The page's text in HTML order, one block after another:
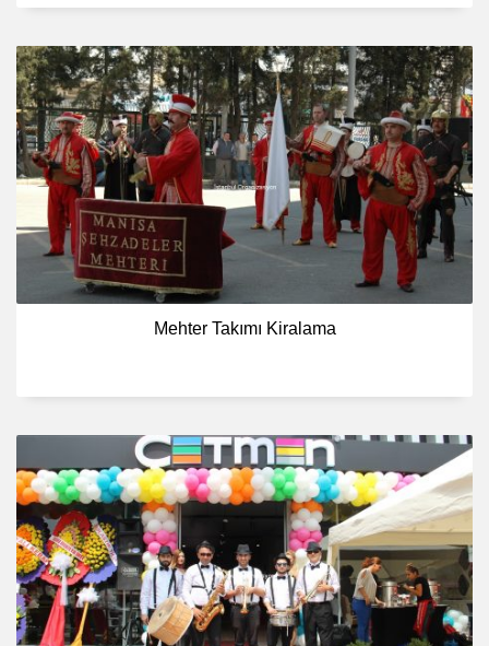
Mehter Takımı Kiralama